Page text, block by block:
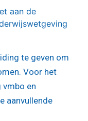
aan de
te geven om
Voor het
vmbo en
aanvullende